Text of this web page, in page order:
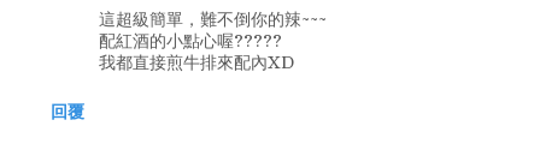
這超級簡單，難不倒你的辣~~~
配紅酒的小點心喔?????
我都直接煎牛排來配內XD
回覆